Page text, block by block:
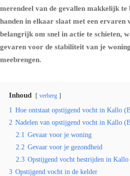
merendeel van de gevallen makkelijk
handen in elkaar slaat met een
belangrijk om snel in actie te schieten,
gevaren voor de stabiliteit van je
meebrengen.
Inhoud verberg
1 Hoe ontstaat opstijgend vocht in Kallo
2 Nadelen van opstijgend vocht in Kallo
2.1 Gevaar voor je woning
2.2 Gevaar voor je gezondheid
2.3 Opstijgend vocht bestrijden in Kallo
3 Opstijgend vocht in de kelder